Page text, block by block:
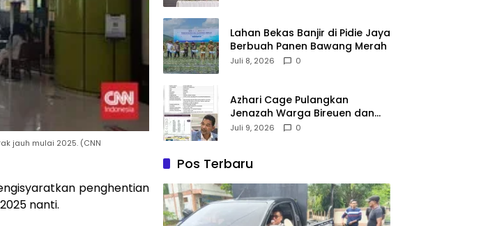
jauh mulai 2025. (CNN
penghentian
nanti.
Lahan Bekas Banjir di Pidie Jaya
Berbuah Panen Bawang Merah
Juli 8, 2026 0
Azhari Cage Pulangkan
Jenazah Warga Bireuen dan
Dua Anaknya dari Malaysia
Juli 9, 2026 0
Pos Terbaru